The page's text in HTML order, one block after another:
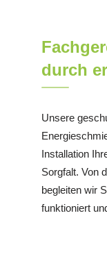
durch
Unsere
Installation
Sorgfalt. Von
begleiten wir
funktioniert